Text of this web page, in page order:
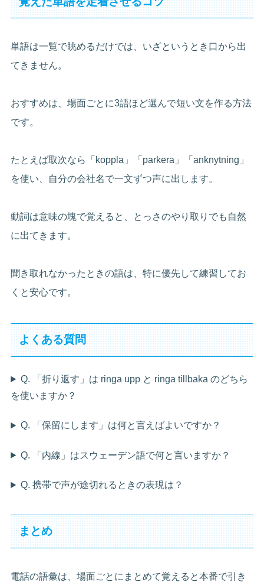
単語は一覧で眺めるだけでは、いざというとき口から出
てきません。
おすすめは、場面ごとに3語ほど選んで短い文を作る方法
です。
たとえば取次なら「koppla」「parkera」「anknytning」
を使い、自分の会社名で一文ずつ声に出します。
動詞は意味の塊で覚えると、とっさのやり取りでも自然
に出てきます。
聞き取れなかったときの語は、特に優先して練習してお
くと安心です。
よくある質問
Q. 「折り返す」は ringa upp と ringa tillbaka のどちら
を使いますか？
Q. 「保留にします」は何と言えばよいですか？
Q. 「内線」はスウェーデン語で何と言いますか？
Q. 携帯で声が途切れるときの表現は？
まとめ
電話の語彙は、場面ごとにまとめて覚えると本番で引き